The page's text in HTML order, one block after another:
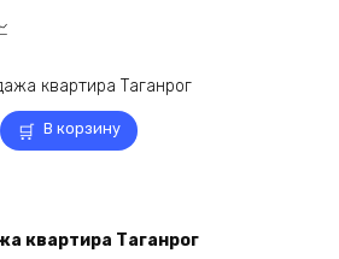
В корзину
квартира Таганрог